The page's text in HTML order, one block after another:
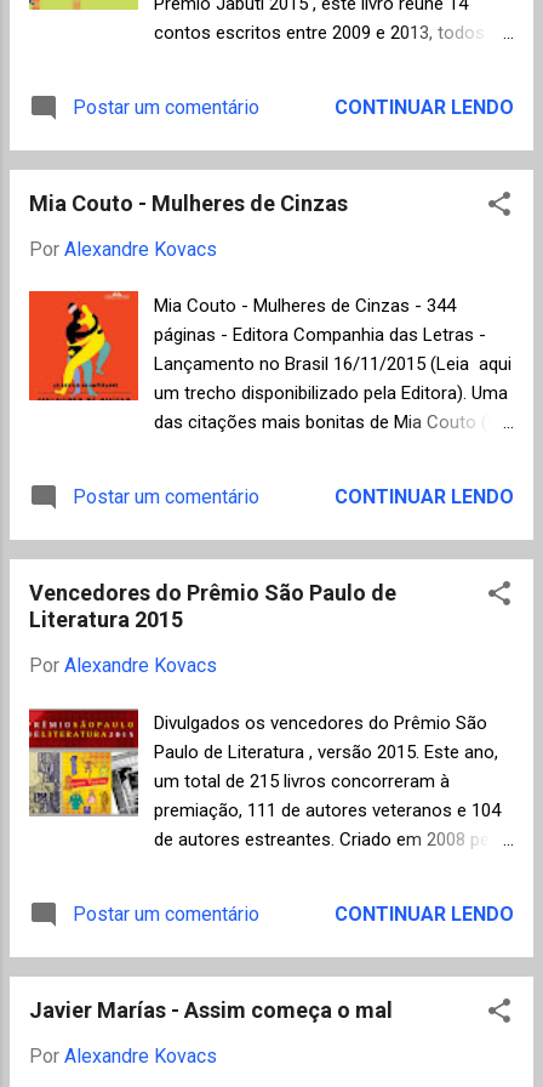
seu aspecto, recorre secretamente aos
a ser o seu novo rosto, no entanto a
personalidade e induzindo um
comportamento violento que foge ao
contos escritos entre 2009 e 2013, todos
criativa" está um pouco desgastado na
literatura contemporânea, mas define bem o
subestimar a inteligência do leitor na busca
No entanto, é bom avisar que o cuidado na
produção dos textos exige atenção
redobrada, principalmente pelo que não é
explicitado pelo autor, mas apenas sugerido
nas ações dos personagens (assim como
conhecimento parcial dos fatos). Até
função original, diferente em cada conto,
servindo como mais um elemento de apoio
para esclarecer o...
Postar um comentário CONTINUAR LENDO
Mia Couto - Mulheres de Cinzas
Por Alexandre Kovacs
Mia Couto - Mulheres de Cinzas - 344
páginas - Editora Companhia das Letras -
Lançamento no Brasil 16/11/2015 (Leia aqui
um trecho disponibilizado pela Editora). Uma
das citações mais bonitas de Mia Couto (e
temporária morte do viajante" (do seu
romance "Venenos de Deus, Remédios do
nova obra do autor, "Mulheres de Cinzas" ,
primeiro volume de uma trilogia sobre um
importante período da história de
força poética do texto e a riqueza do
folclore e costumes locais, precisamos
abandonar a nossa herança cultural
ocidental e urbana, assim como os
conceitos transmitidos ao longo da história
mágica do autor, com o seu estilo que é um
poderá ganhar o merecid...
Postar um comentário CONTINUAR LENDO
Vencedores do Prêmio São Paulo de
Literatura 2015
Por Alexandre Kovacs
Divulgados os vencedores do Prêmio São
Paulo de Literatura , versão 2015. Este ano,
um total de 215 livros concorreram à
premiação, 111 de autores veteranos e 104
de autores estreantes. Criado em 2008 pelo
como principais objetivos incentivar a
produção literária de qualidade, apoiar e
independentes, além de incentivar a leitura.
Postar um comentário CONTINUAR LENDO
Javier Marías - Assim começa o mal
Por Alexandre Kovacs